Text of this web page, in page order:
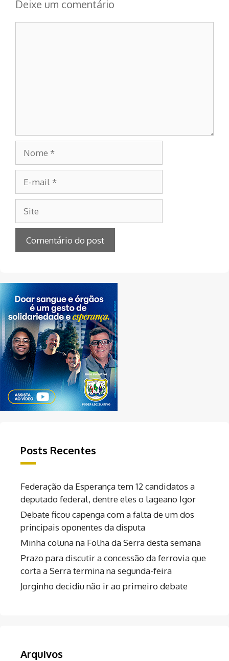
Deixe um comentário
mail
Posts Recentes
Federação da Esperança tem 12 candidatos a
deputado federal, dentre eles o lageano Igor
Debate ficou capenga com a falta de um dos
principais oponentes da disputa
Minha coluna na Folha da Serra desta semana
Prazo para discutir a concessão da ferrovia que
corta a Serra termina na segunda-feira
Jorginho decidiu não ir ao primeiro debate
Arquivos